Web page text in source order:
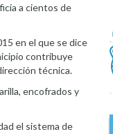
a cientos de
en el que se dice
contribuye
técnica.
encofrados y
el sistema de